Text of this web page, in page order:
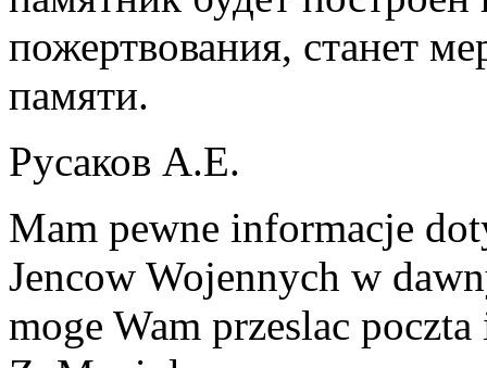
пожертвования, станет
памяти.
Русаков А.Е.
Mam pewne informacje
Jencow Wojennych w
moge Wam przeslac